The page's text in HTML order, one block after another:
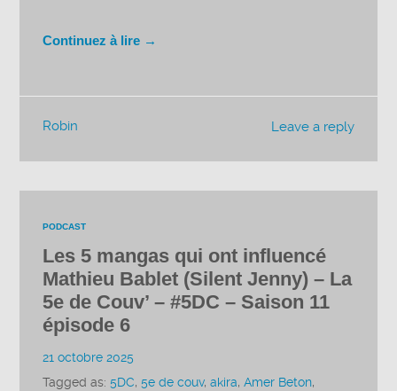
Continuez à lire →
Leave a reply
Robin
PODCAST
Les 5 mangas qui ont influencé
Mathieu Bablet (Silent Jenny) – La
5e de Couv’ – #5DC – Saison 11
épisode 6
21 octobre 2025
Tagged as:5DC,5e de couv,akira,Amer Beton,